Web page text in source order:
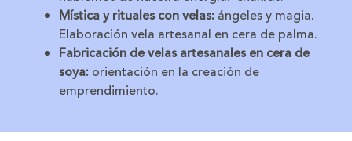
Mística y rituales con velas: ángeles y magia.
Elaboración vela artesanal en cera de palma.
Fabricación de velas artesanales en cera de
soya: orientación en la creación de
emprendimiento.